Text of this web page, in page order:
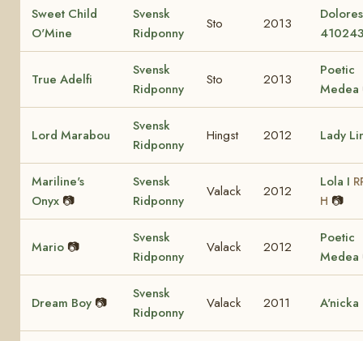
Sweet Child
O'Mine
Svensk
Ridponny
Sto 2013
True Adelfi
Svensk
Ridponny
Sto 2013
Poetic
Medea
Lord Marabou
Svensk
Ridponny
Hingst 2012 Lady
Mariline's
Onyx 📷
Svensk
Ridponny
Valack 2012
Lola I
H 📷
Mario 📷
Svensk
Ridponny
Valack 2012
Poetic
Medea
Dream Boy 📷
Svensk
Ridponny
Valack 2011 A'nicka